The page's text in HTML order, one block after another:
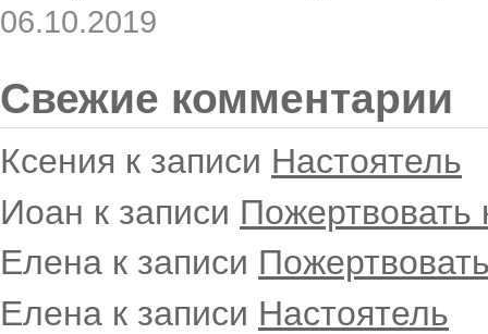
06.10.2019
Свежие комментарии
Ксения к записи Настоятель
Иоан к записи Пожертвовать
Елена к записи
Елена к записи Настоятель